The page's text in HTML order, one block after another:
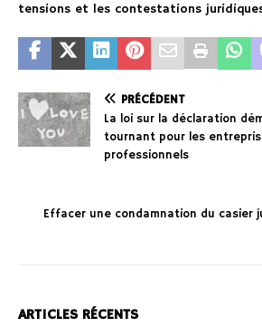
tensions et les contestations
PRÉCÉDENT
La loi sur la déclaration
tournant pour les
professionnels
Effacer une condamnation du casier
ARTICLES RÉCENTS